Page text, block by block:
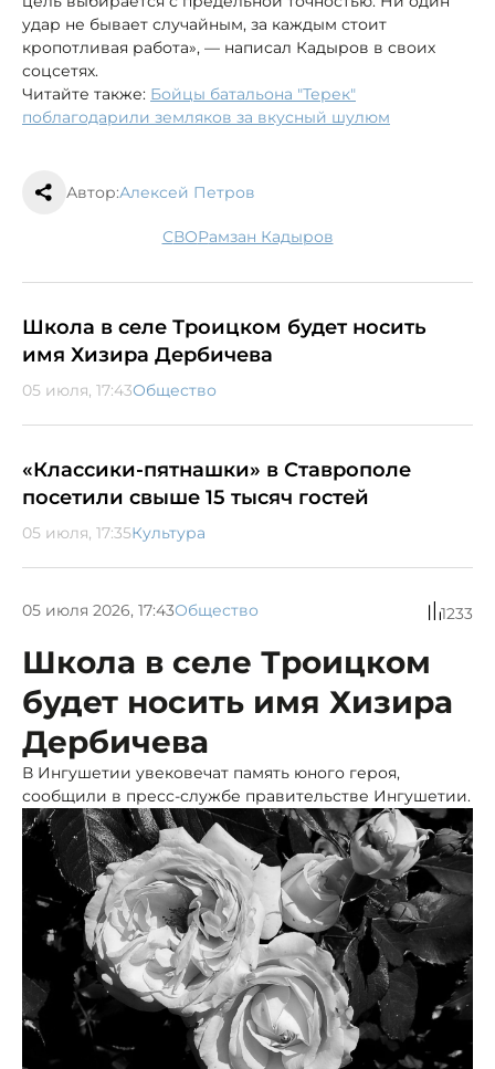
удар не бывает случайным, за каждым стоит
кропотливая работа», — написал Кадыров в своих
соцсетях.
Читайте также: Бойцы батальона "Терек"
поблагодарили земляков за вкусный шулюм
Автор:Алексей Петров
СВО Рамзан Кадыров
Школа в селе Троицком будет носить
имя Хизира Дербичева
05 июля, 17:43Общество
«Классики-пятнашки» в Ставрополе
посетили свыше 15 тысяч гостей
05 июля, 17:35Культура
05 июля 2026, 17:43Общество 1233
Школа в селе Троицком
будет носить имя Хизира
Дербичева
В Ингушетии увековечат память юного героя,
сообщили в пресс-службе правительстве Ингушетии.